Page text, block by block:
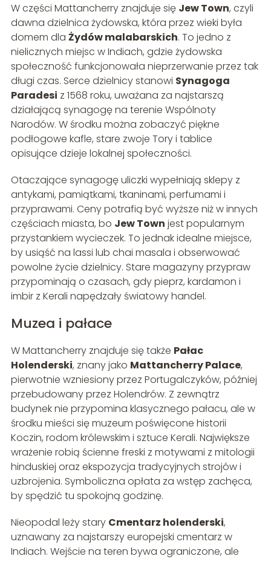
W części Mattancherry znajduje się Jew Town, czyli
dawna dzielnica żydowska, która przez wieki była
domem dla Żydów malabarskich. To jedno z
nielicznych miejsc w Indiach, gdzie żydowska
społeczność funkcjonowała nieprzerwanie przez tak
długi czas. Serce dzielnicy stanowi Synagoga
Paradesi z 1568 roku, uważana za najstarszą
działającą synagogę na terenie Wspólnoty
Narodów. W środku można zobaczyć piękne
podłogowe kafle, stare zwoje Tory i tablice
opisujące dzieje lokalnej społeczności.
Otaczające synagogę uliczki wypełniają sklepy z
antykami, pamiątkami, tkaninami, perfumami i
przyprawami. Ceny potrafią być wyższe niż w innych
częściach miasta, bo Jew Town jest popularnym
przystankiem wycieczek. To jednak idealne miejsce,
by usiąść na lassi lub chai masala i obserwować
powolne życie dzielnicy. Stare magazyny przypraw
przypominają o czasach, gdy pieprz, kardamon i
imbir z Kerali napędzały światowy handel.
Muzea i pałace
W Mattancherry znajduje się także Pałac
Holenderski, znany jako Mattancherry Palace,
pierwotnie wzniesiony przez Portugalczyków, później
przebudowany przez Holendrów. Z zewnątrz
budynek nie przypomina klasycznego pałacu, ale w
środku mieści się muzeum poświęcone historii
Koczin, rodom królewskim i sztuce Kerali. Największe
wrażenie robią ścienne freski z motywami z mitologii
hinduskiej oraz ekspozycja tradycyjnych strojów i
uzbrojenia. Symboliczna opłata za wstęp zachęca,
by spędzić tu spokojną godzinę.
Nieopodal leży stary Cmentarz holenderski,
uznawany za najstarszy europejski cmentarz w
Indiach. Wejście na teren bywa ograniczone, ale